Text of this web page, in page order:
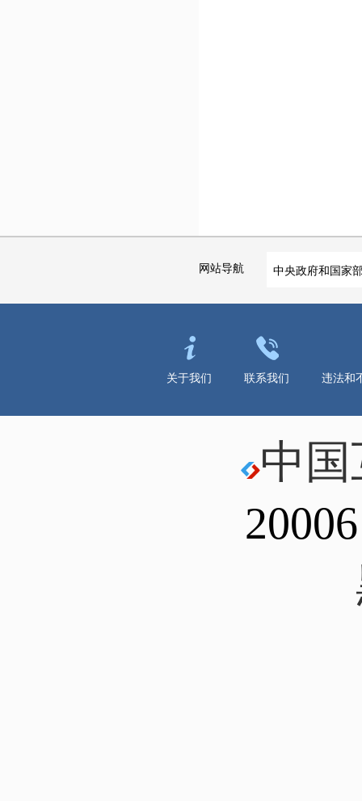
网站导航 中央政府和国家
关于我们 联系我们 违法和
中国
20006